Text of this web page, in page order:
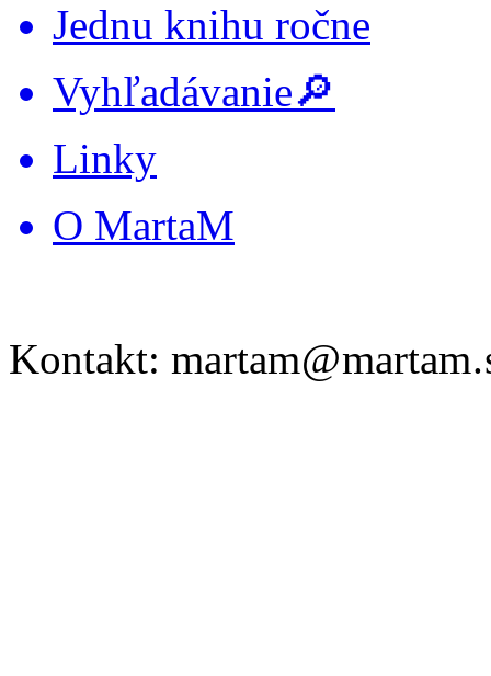
Jednu knihu ročne
Vyhľadávanie🔎
Linky
O MartaM
Kontakt: martam@martam.